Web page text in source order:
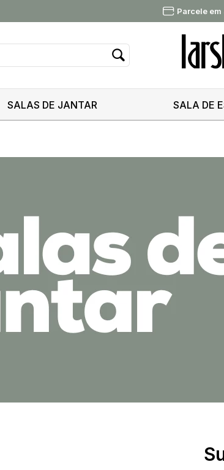
Parcele em
SALAS DE JANTAR SALA DE